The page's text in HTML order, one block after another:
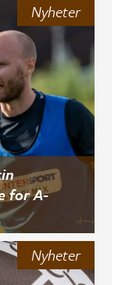
Nyheter
for A-
Nyheter